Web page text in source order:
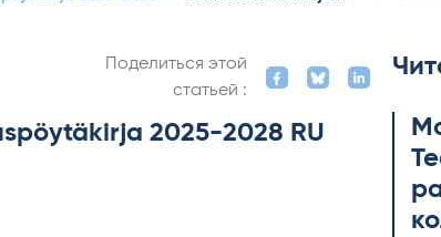
Поделиться этой
статьей :
2025-2028 RU